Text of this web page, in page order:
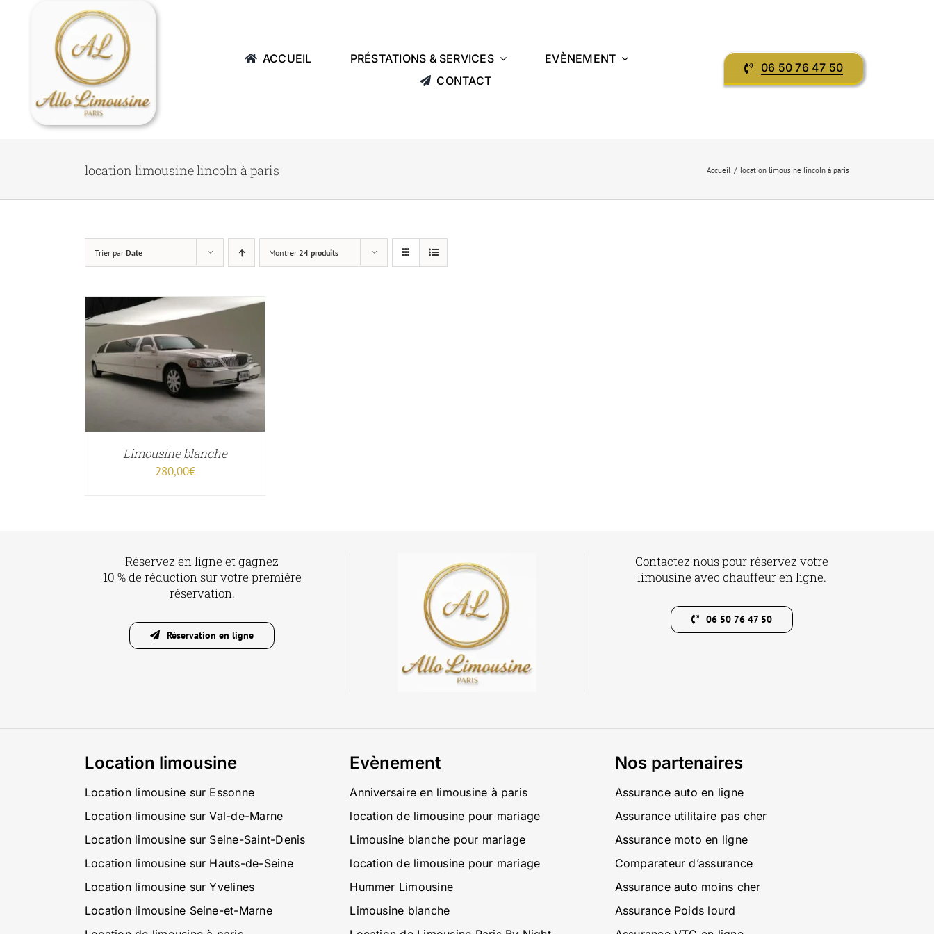
ACCUEIL PRÉSTATIONS & SERVICES
EVÈNEMENT
CONTACT
06 50 76 47 50
location limousine lincoln à paris Accueil location limousine lincoln à paris
Trier par Date Montrer 24 produits
Limousine blanche
280,00€
Réservez en ligne et gagnez
10 % de réduction sur votre première
réservation.
Réservation en ligne
Contactez nous pour réservez votre
limousine avec chauffeur en ligne.
06 50 76 47 50
Location limousine
Location limousine sur Essonne
Location limousine sur Val-de-Marne
Location limousine sur Seine-Saint-Denis
Location limousine sur Hauts-de-Seine
Location limousine sur Yvelines
Location limousine Seine-et-Marne
Evènement
Anniversaire en limousine à paris
location de limousine pour mariage
Limousine blanche pour mariage
location de limousine pour mariage
Hummer Limousine
Limousine blanche
Nos partenaires
Assurance auto en ligne
Assurance utilitaire pas cher
Assurance moto en ligne
Comparateur d’assurance
Assurance auto moins cher
Assurance Poids lourd